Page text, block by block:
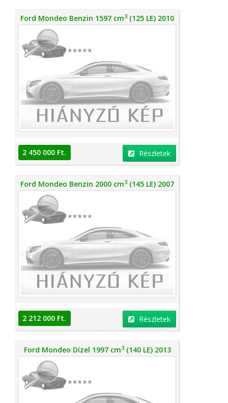
Ford Mondeo Benzin 1597 cm3 (125 LE) 2010
2 450 000 Ft. Részletek
Ford Mondeo Benzin 2000 cm3 (145 LE) 2007
2 212 000 Ft. Részletek
Ford Mondeo Dízel 1997 cm3(140 LE) 2013